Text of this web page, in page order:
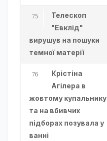
Телескоп
"Евклід"
вирушув на пошуки
темної матерії
Крістіна
Агілера в
жовтому купальнику
та на вбивчих
підборах позувала у
ванні